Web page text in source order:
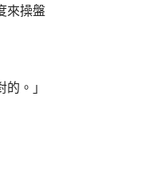
來操盤
。」